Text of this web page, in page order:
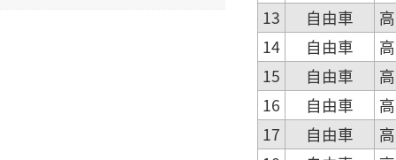
13
自由車
14
自由車
15
自由車
16
自由車
17
自由車